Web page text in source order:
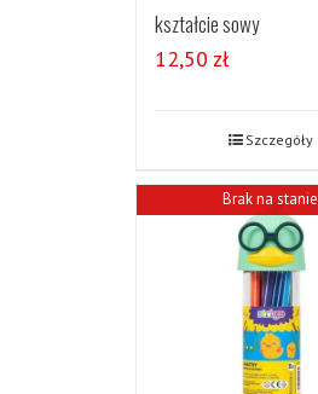
kształcie sowy
12,50 zł
Szczegóły
Brak na stanie